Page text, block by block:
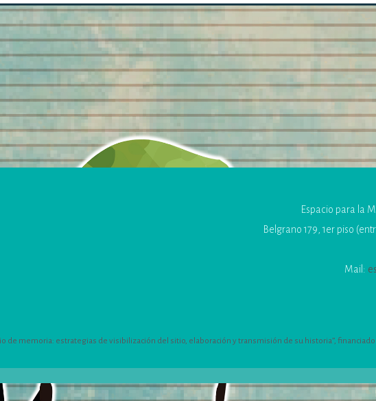
Espacio para la
Belgrano 179, 1er piso
Mail:
de memoria: estrategias de visibilización del sitio, elaboración y transmisión de su historia”, financiado